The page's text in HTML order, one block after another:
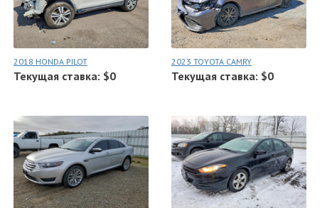
2018 HONDA PILOT
Текущая ставка: $0
2023 TOYOTA CAMRY
Текущая ставка: $0